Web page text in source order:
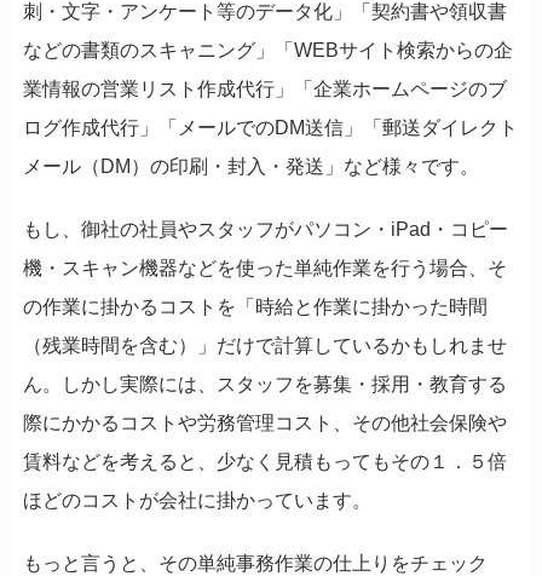
刺・文字・アンケート等のデータ化」「契約書や領収書
などの書類のスキャニング」「WEBサイト検索からの企
業情報の営業リスト作成代行」「企業ホームページのブ
ログ作成代行」「メールでのDM送信」「郵送ダイレクト
メール（DM）の印刷・封入・発送」など様々です。
もし、御社の社員やスタッフがパソコン・iPad・コピー
機・スキャン機器などを使った単純作業を行う場合、そ
の作業に掛かるコストを「時給と作業に掛かった時間
（残業時間を含む）」だけで計算しているかもしれませ
ん。しかし実際には、スタッフを募集・採用・教育する
際にかかるコストや労務管理コスト、その他社会保険や
賃料などを考えると、少なく見積もってもその１．５倍
ほどのコストが会社に掛かっています。
もっと言うと、その単純事務作業の仕上りをチェック